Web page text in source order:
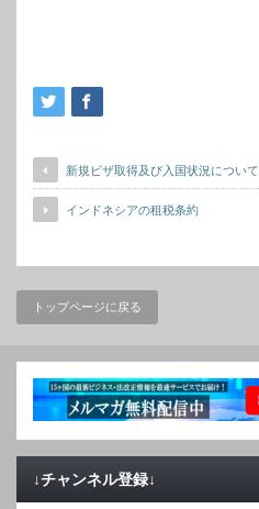
新規ビザ取得及び入国状況について
インドネシアの租税条約
トップページに戻る
↓チャンネル登録↓